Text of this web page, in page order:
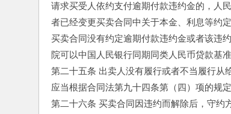
请求买受人依约支付逾期付款违约金的，人
者已经变更买卖合同中关于本金、利息等约定
买卖合同没有约定逾期付款违约金或者该违
院可以中国人民银行同期同类人民币贷款基
第二十五条 出卖人没有履行或者不当履行从
应当根据合同法第九十四条第（四）项的规定
第二十六条 买卖合同因违约而解除后，守约